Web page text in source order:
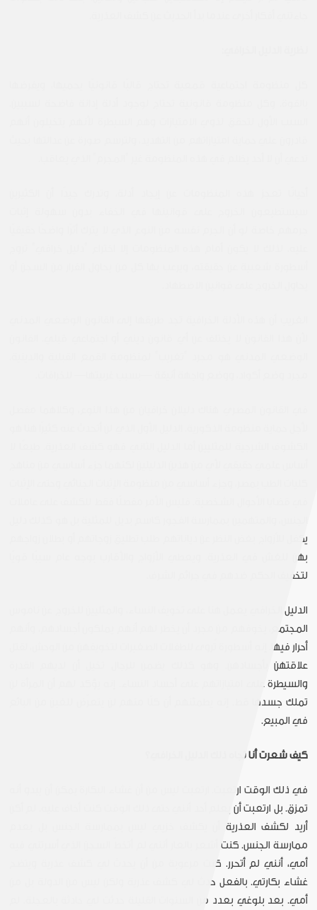
يكفل للأزواج بغض النظر عن دياناتهم طلب تطليق زوجاتهم أو بطلان زواجهم
بهن للغش في العذرية. ويعطي الأزواج والأقارب بوجه عام سببًا قويًا
لتخفيف الحكم ضدهم في جرائم الشرف.
الدليل الخرافي يعمل هنا على تخويف النساء، والمثليين للخروج عن ناموس
المجتمع، يخوفهم من مجرد أن يخطر لهم أنهم يملكون أجسادهم، وأنهم
أحرار فيها. إنه أسطورة تُروى للطفلات الصغيرات لتخويفهن من الوحش، لقتل
علاقتهن بأجسادهن. وهو كذلك يضمن للرجال تخيل أن لديهم القدرة
والسيطرة على امتيازاتهم على أجساد النساء. إنه يؤكد لهم أن المرأة لن
تملك جسدها قط. إنه يطمئنهم أن كلًا منهم لن يتعرّض للغبن من البائع
في المبيع.
كيف شعرت أنا تجاه ذلك الدليل الخرافي؟
في ذلك الوقت ارتعبت. ارتعبت ليس من أن غشاء البكارة يمكن أن يبدو أنه
تمزق. بل ارتعبت أن يعلم أحد أنني حتى ذلك الوقت كنت أخاف عليه. لم أكن
أريد لكشف العذرية أن يكشف خزيي ليس بممارسة الجنس بل بعدم
ممارسة الجنس. كنت أشعر بالعار أنني لم أتخطّ السجن الذي أسرتني فيه
أمي، أنني لم أتحرر. كنت مرعوبة من أن يحدث لي كشف عذرية ويتضح
غشاء بكارتي. بالفعل حدث لي كشف عذرية ولكن ليس من الدولة بل من
أمي. بعد بلوغي بعدد من السنوات القليلة حدثت لي حادثة بالعجلة. لم